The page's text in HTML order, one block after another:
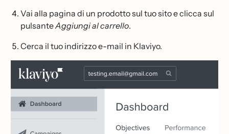
Vai alla pagina di un prodotto sul tuo sito e clicca sul
pulsanteAggiungi al carrello.
Cerca il tuo indirizzo e-mail in Klaviyo.